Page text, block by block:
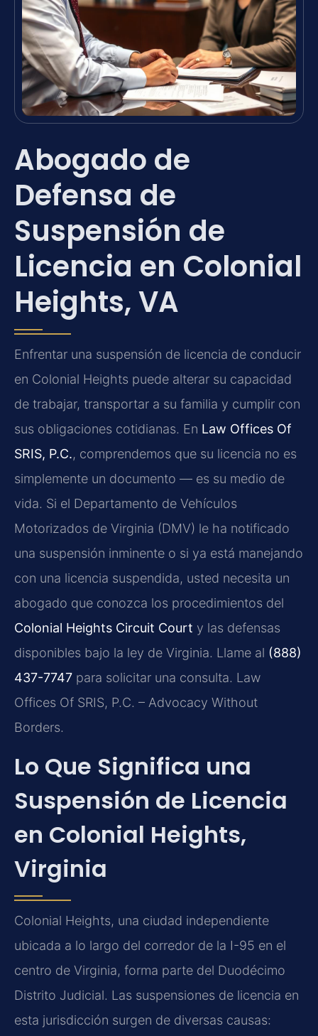
Abogado de
Defensa de
Suspensión de
Licencia en Colonial
Heights, VA
Enfrentar una suspensión de licencia de conducir
en Colonial Heights puede alterar su capacidad
de trabajar, transportar a su familia y cumplir con
sus obligaciones cotidianas. En Law Offices Of
SRIS, P.C., comprendemos que su licencia no es
simplemente un documento — es su medio de
vida. Si el Departamento de Vehículos
Motorizados de Virginia (DMV) le ha notificado
una suspensión inminente o si ya está manejando
con una licencia suspendida, usted necesita un
abogado que conozca los procedimientos del
Colonial Heights Circuit Court y las defensas
disponibles bajo la ley de Virginia. Llame al (888)
437-7747 para solicitar una consulta. Law
Offices Of SRIS, P.C. – Advocacy Without
Borders.
Lo Que Significa una
Suspensión de Licencia
en Colonial Heights,
Virginia
Colonial Heights, una ciudad independiente
ubicada a lo largo del corredor de la I-95 en el
centro de Virginia, forma parte del Duodécimo
Distrito Judicial. Las suspensiones de licencia en
esta jurisdicción surgen de diversas causas: